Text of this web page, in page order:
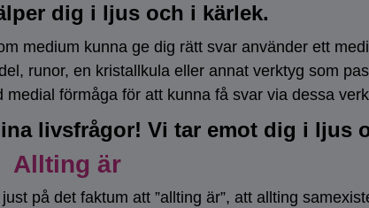
dig i ljus och i kärlek.
medium kunna ge dig rätt svar använder ett
runor, en kristallkula eller annat verktyg som
förmåga för att kunna få svar via dessa
livsfrågor! Vi tar emot dig i ljus
Allting är
på det faktum att ”allting är”, att allting